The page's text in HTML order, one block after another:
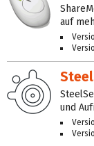
auf
und